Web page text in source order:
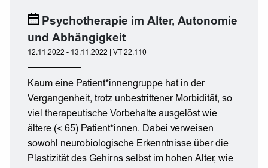
Psychotherapie im Alter, Autonomie
und Abhängigkeit
12.11.2022 - 13.11.2022 | VT 22.110
Kaum eine Patient*innengruppe hat in der
Vergangenheit, trotz unbestrittener Morbidität, so
viel therapeutische Vorbehalte ausgelöst wie
ältere (< 65) Patient*innen. Dabei verweisen
sowohl neurobiologische Erkenntnisse über die
Plastizität des Gehirns selbst im hohen Alter, wie